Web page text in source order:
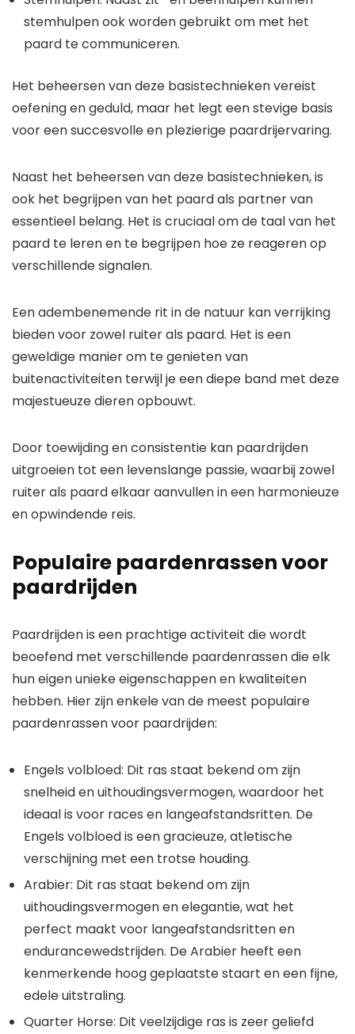
stemhulpen ook worden gebruikt om met het
paard te communiceren.
Het beheersen van deze basistechnieken vereist
oefening en geduld, maar het legt een stevige basis
voor een succesvolle en plezierige paardrijervaring.
Naast het beheersen van deze basistechnieken, is
ook het begrijpen van het paard als partner van
essentieel belang. Het is cruciaal om de taal van het
paard te leren en te begrijpen hoe ze reageren op
verschillende signalen.
Een adembenemende rit in de natuur kan verrijking
bieden voor zowel ruiter als paard. Het is een
geweldige manier om te genieten van
buitenactiviteiten terwijl je een diepe band met deze
majestueuze dieren opbouwt.
Door toewijding en consistentie kan paardrijden
uitgroeien tot een levenslange passie, waarbij zowel
ruiter als paard elkaar aanvullen in een harmonieuze
en opwindende reis.
Populaire paardenrassen voor
paardrijden
Paardrijden is een prachtige activiteit die wordt
beoefend met verschillende paardenrassen die elk
hun eigen unieke eigenschappen en kwaliteiten
hebben. Hier zijn enkele van de meest populaire
paardenrassen voor paardrijden:
Engels volbloed: Dit ras staat bekend om zijn
snelheid en uithoudingsvermogen, waardoor het
ideaal is voor races en langeafstandsritten. De
Engels volbloed is een gracieuze, atletische
verschijning met een trotse houding.
Arabier: Dit ras staat bekend om zijn
uithoudingsvermogen en elegantie, wat het
perfect maakt voor langeafstandsritten en
endurancewedstrijden. De Arabier heeft een
kenmerkende hoog geplaatste staart en een fijne,
edele uitstraling.
Quarter Horse: Dit veelzijdige ras is zeer geliefd